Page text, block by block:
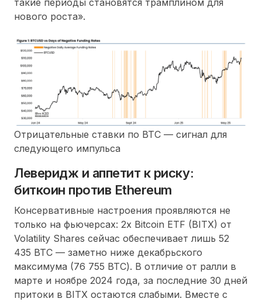
нового роста».
Отрицательные ставки по BTC — сигнал для
следующего импульса
Леверидж и аппетит к риску:
биткоин против Ethereum
Консервативные настроения проявляются не
только на фьючерсах: 2x Bitcoin ETF (BITX) от
Volatility Shares сейчас обеспечивает лишь 52
435 BTC — заметно ниже декабрьского
максимума (76 755 BTC). В отличие от ралли в
марте и ноябре 2024 года, за последние 30 дней
притоки в BITX остаются слабыми. Вместе с